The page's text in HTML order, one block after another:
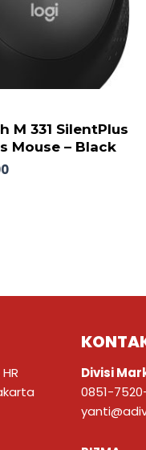
M 331 SilentPlus
Mouse – Black
Divisi
0851-